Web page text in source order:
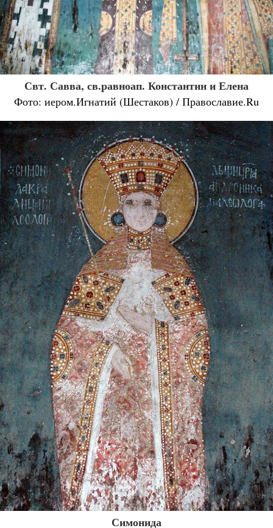
Свт. Савва, св.равноап. Константин и Елена
Фото: иером.Игнатий (Шестаков) / Православие.Ru
Симонида